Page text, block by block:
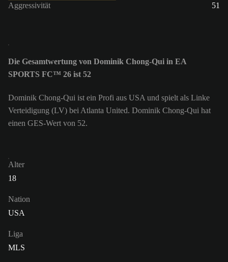
Aggressivität
51
Die Gesamtwertung von Dominik Chong-Qui in EA
SPORTS FC™ 26 ist 52
Dominik Chong-Qui ist ein Profi aus USA und spielt als Linke
Verteidigung (LV) bei Atlanta United. Dominik Chong-Qui hat
einen GES-Wert von 52.
Alter
18
Nation
USA
Liga
MLS